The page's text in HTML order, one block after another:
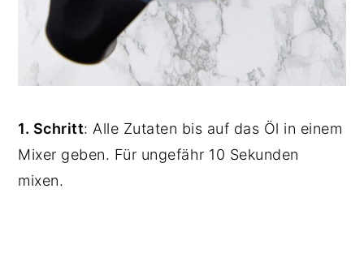
1. Schritt: Alle Zutaten bis auf das Öl in einem
Mixer geben. Für ungefähr 10 Sekunden
mixen.